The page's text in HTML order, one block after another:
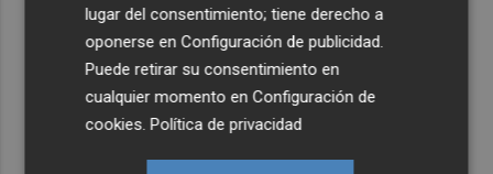
lugar del consentimiento; tiene derecho a
oponerse enConfiguración de publicidad
Puede retirar su consentimiento en
cualquier momento enConfiguración de
cookies .Política de privacidad